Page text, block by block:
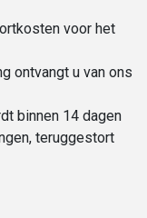
voor het
ontvangt u van ons
binnen 14 dagen
teruggestort